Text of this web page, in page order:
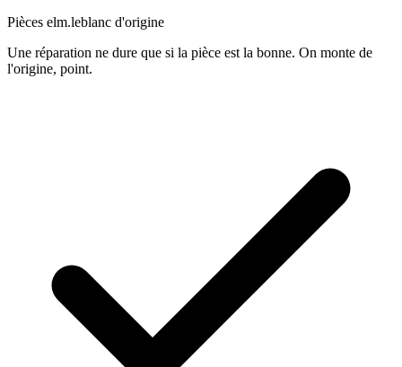
Pièces elm.leblanc d'origine
Une réparation ne dure que si la pièce est la bonne. On monte de
l'origine, point.